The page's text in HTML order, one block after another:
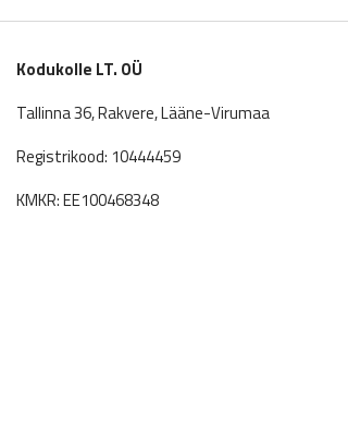
was:
Kodukolle LT. OÜ
Tallinna 36, Rakvere, Lääne-Virumaa
Registrikood: 10444459
KMKR: EE100468348